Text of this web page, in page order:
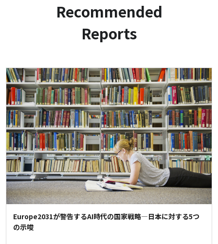
Recommended
Reports
Europe2031が警告するAI時代の国家戦略―日本に対する5つ
の示唆